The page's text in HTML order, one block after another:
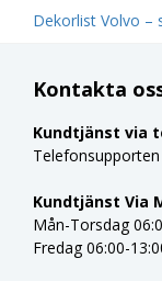
Dekorlist Volvo –
Kontakta
Kundtjänst via
Kundtjänst Via
Mån-Torsdag
Fredag 06:00-